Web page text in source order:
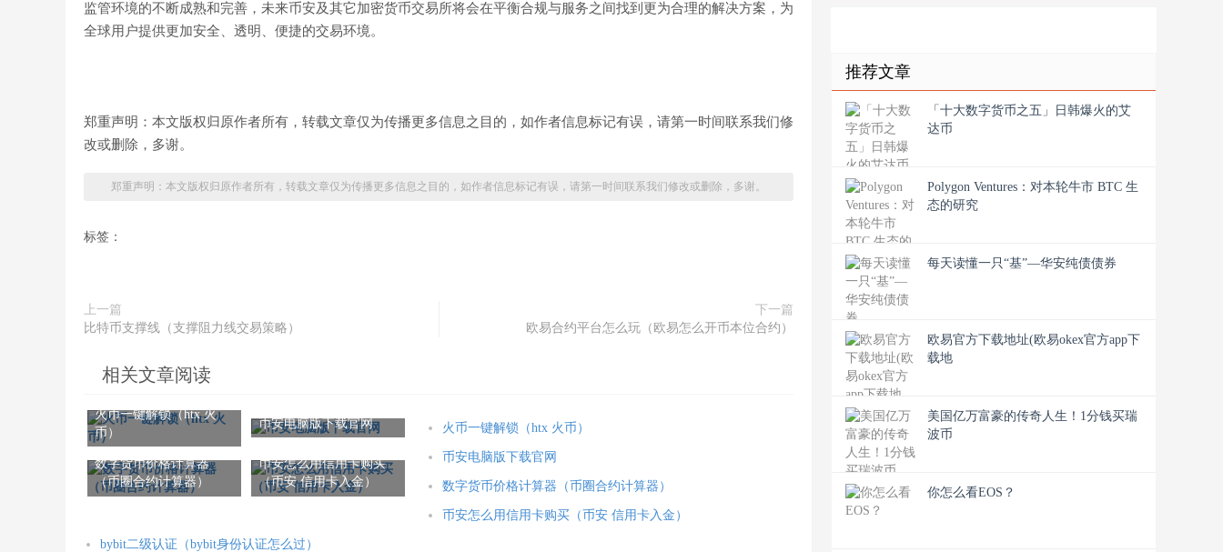
监管环境的不断成熟和完善，未来币安及其它加密货币交易所将会在平衡合规与服务之间找到更为合理的解决方案，为
全球用户提供更加安全、透明、便捷的交易环境。
郑重声明：本文版权归原作者所有，转载文章仅为传播更多信息之目的，如作者信息标记有误，请第一时间联系我们修
改或删除，多谢。
郑重声明：本文版权归原作者所有，转载文章仅为传播更多信息之目的，如作者信息标记有误，请第一时间联系我们修改或删除，多谢。
标签：
上一篇
比特币支撑线（支撑阻力线交易策略）
下一篇
欧易合约平台怎么玩（欧易怎么开币本位合约）
相关文章阅读
火币一键解锁（htx 火
币）
币安电脑版下载官网
数字货币价格计算器
（币圈合约计算器）
币安怎么用信用卡购买
（币安 信用卡入金）
火币一键解锁（htx 火币）
币安电脑版下载官网
数字货币价格计算器（币圈合约计算器）
币安怎么用信用卡购买（币安 信用卡入金）
bybit二级认证（bybit身份认证怎么过）
推荐文章
「十大数字货币之五」日韩爆火的艾
达币
Polygon Ventures：对本轮牛市 BTC 生
态的研究
​每天读懂一只“基”—华安纯债债券
欧易官方下载地址(欧易okex官方app下
载地
美国亿万富豪的传奇人生！1分钱买瑞
波币
你怎么看EOS？